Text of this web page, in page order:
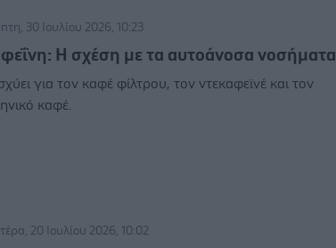
30 Ιουλίου 2026, 10:23
Η σχέση με τα αυτοάνοσα νοσήματα
για τον καφέ φίλτρου, τον ντεκαφεϊνέ και τον
καφέ.
20 Ιουλίου 2026, 10:02